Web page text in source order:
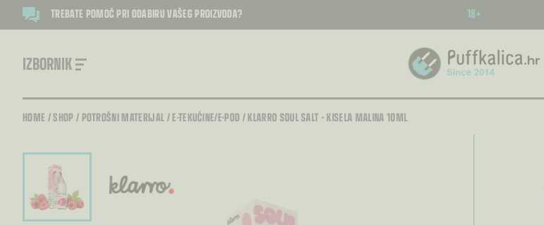
TREBATE POMOĆ PRI ODABIRU VAŠEG PROIZVODA? 18+
IZBORNIK
HOME /SHOP / POTROŠNI MATERIJAL/E-TEKUĆINE/E-POD/KLARRO SOUL SALT – KISELA MALINA 10ML